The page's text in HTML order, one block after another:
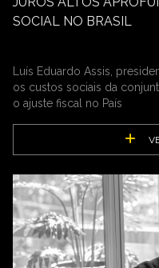
SOCIAL NO BRASIL
Luís Eduardo Assis,
os custos sociais da
o ajuste fiscal no País